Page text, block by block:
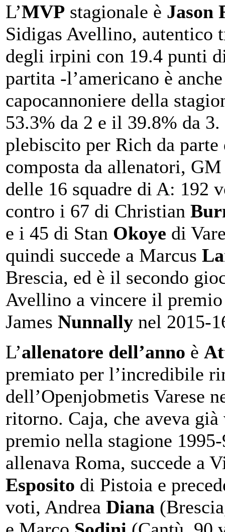
L’MVP stagionale è Jason
Sidigas Avellino, autentico
degli irpini con 19.4 punti
partita -l’americano è
capocannoniere della
53.3% da 2 e il 39.8% da 3.
plebiscito per Rich da
composta da allenatori,
delle 16 squadre di A: 192
contro i 67 di Christian
e i 45 di Stan Okoye di
quindi succede a Marcus
Brescia, ed è il secondo
Avellino a vincere il
James Nunnally nel 2015-
L’allenatore dell’anno è
premiato per l’incredibile
dell’Openjobmetis Varese
ritorno. Caja, che aveva
premio nella stagione
allenava Roma, succede a
Esposito di Pistoia e
voti, Andrea Diana